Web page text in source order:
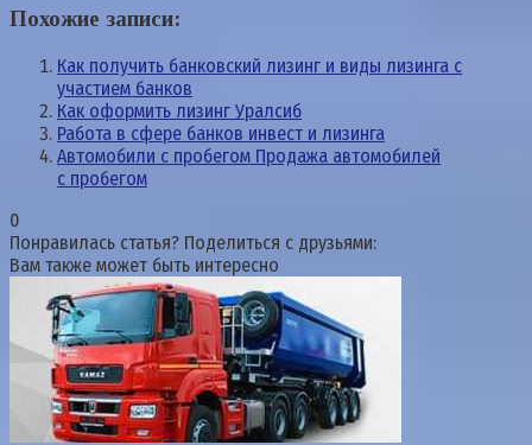
Похожие записи:
Как получить банковский лизинг и виды лизинга с
участием банков
Как оформить лизинг Уралсиб
Работа в сфере банков инвест и лизинга
Автомобили с пробегом Продажа автомобилей
с пробегом
0
Понравилась статья? Поделиться с друзьями:
Вам также может быть интересно